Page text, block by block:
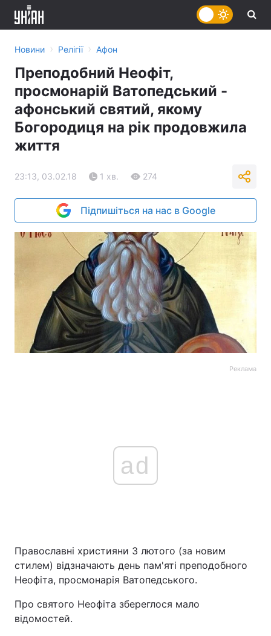
Україна
Новини › Релігії › Афон
Преподобний Неофіт,
просмонарій Ватопедський -
афонський святий, якому
Богородиця на рік продовжила
життя
23:13, 03.02.18 1 хв. 274
Підпишіться на нас в Google
Реклама
ad
Православні християни 3 лютого (за новим
стилем) відзначають день пам'яті преподобного
Неофіта, просмонарія Ватопедського.
Про святого Неофіта збереглося мало
відомостей.